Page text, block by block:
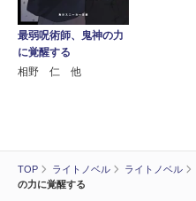
TOP ライトノベル ライトノベル
の力に覚醒する
最弱呪術師、鬼神の力
に覚醒する
相野 仁 他